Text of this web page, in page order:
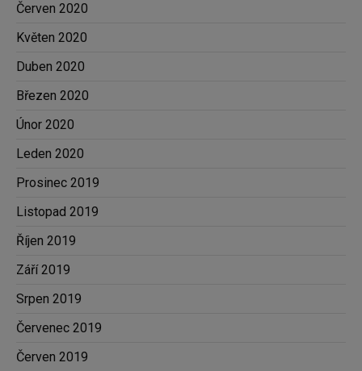
Červen 2020
Květen 2020
Duben 2020
Březen 2020
Únor 2020
Leden 2020
Prosinec 2019
Listopad 2019
Říjen 2019
Září 2019
Srpen 2019
Červenec 2019
Červen 2019